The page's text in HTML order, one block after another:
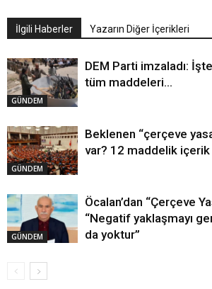
İlgili Haberler Yazarın Diğer İçerikleri
GÜNDEM
DEM Parti imzaladı:
tüm maddeleri…
GÜNDEM
Beklenen “çerçeve
var? 12 maddelik
GÜNDEM
Öcalan’dan “Çerçeve
“Negatif yaklaşmayı
da yoktur”